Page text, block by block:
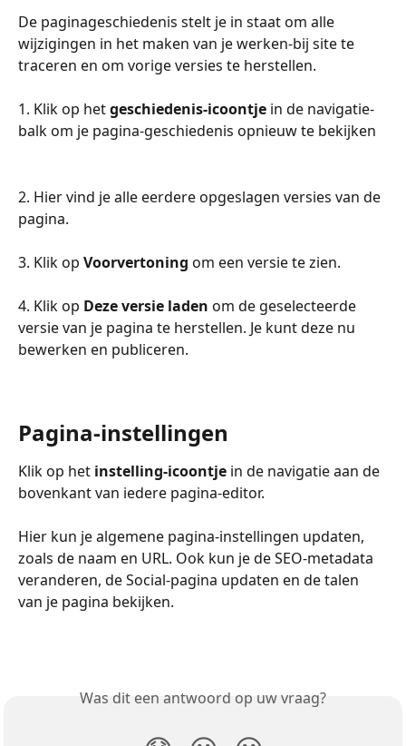
De paginageschiedenis stelt je in staat om alle
wijzigingen in het maken van je werken-bij site te
traceren en om vorige versies te herstellen.
1. Klik op het geschiedenis-icoontje in de navigatie-
balk om je pagina-geschiedenis opnieuw te bekijken
2. Hier vind je alle eerdere opgeslagen versies van de
pagina.
3. Klik op Voorvertoning om een versie te zien.
4. Klik op Deze versie laden om de geselecteerde
versie van je pagina te herstellen. Je kunt deze nu
bewerken en publiceren.
Pagina-instellingen
Klik op het instelling-icoontje in de navigatie aan de
bovenkant van iedere pagina-editor.
Hier kun je algemene pagina-instellingen updaten,
zoals de naam en URL. Ook kun je de SEO-metadata
veranderen, de Social-pagina updaten en de talen
van je pagina bekijken.
Was dit een antwoord op uw vraag?